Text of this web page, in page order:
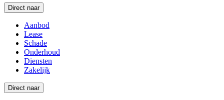
Direct naar
Aanbod
Lease
Schade
Onderhoud
Diensten
Zakelijk
Direct naar